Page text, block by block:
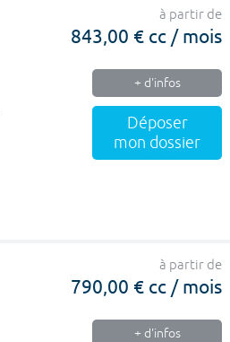
à partir de
843,00 € cc / mois
+ d'infos
Déposer
mon dossier
à partir de
790,00 € cc / mois
+ d'infos